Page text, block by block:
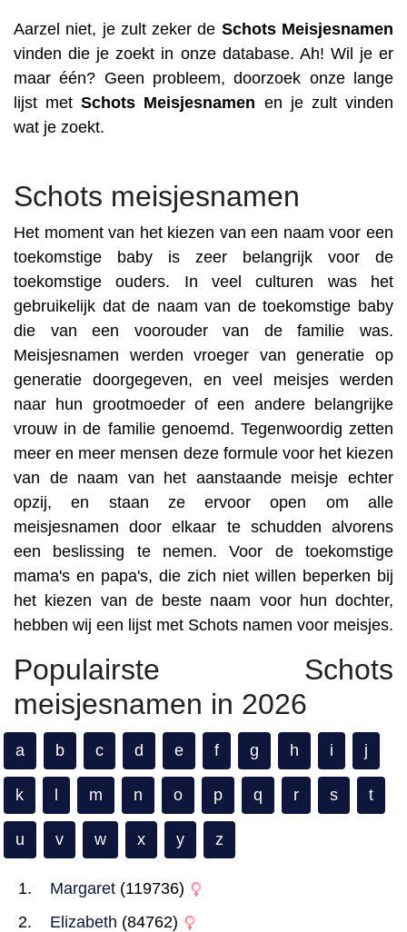
Aarzel niet, je zult zeker de Schots Meisjesnamen
vinden die je zoekt in onze database. Ah! Wil je er
maar één? Geen probleem, doorzoek onze lange
lijst metSchots Meisjesnamen en je zult vinden
wat je zoekt.
Schots meisjesnamen
Het moment van het kiezen van een naam voor een
toekomstige baby is zeer belangrijk voor de
toekomstige ouders. In veel culturen was het
gebruikelijk dat de naam van de toekomstige baby
die van een voorouder van de familie was.
Meisjesnamen werden vroeger van generatie op
generatie doorgegeven, en veel meisjes werden
naar hun grootmoeder of een andere belangrijke
vrouw in de familie genoemd. Tegenwoordig zetten
meer en meer mensen deze formule voor het kiezen
van de naam van het aanstaande meisje echter
opzij, en staan ze ervoor open om alle
meisjesnamen door elkaar te schudden alvorens
een beslissing te nemen. Voor de toekomstige
mama's en papa's, die zich niet willen beperken bij
het kiezen van de beste naam voor hun dochter,
hebben wij een lijst met Schots namen voor meisjes.
Populairste Schots
meisjesnamen in 2026
a b c d e f g h i j
k m n o p q r s t
u v w x y z
Margaret (119736)
Elizabeth (84762)